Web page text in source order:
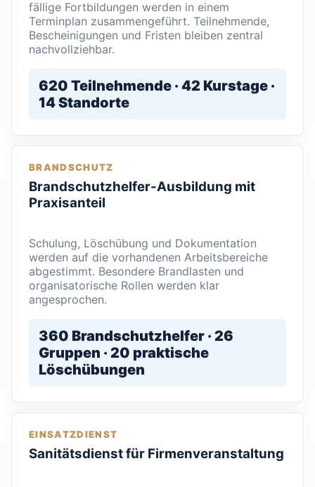
fällige Fortbildungen werden in einem
Terminplan zusammengeführt. Teilnehmende,
Bescheinigungen und Fristen bleiben zentral
nachvollziehbar.
620 Teilnehmende · 42 Kurstage ·
14 Standorte
BRANDSCHUTZ
Brandschutzhelfer-Ausbildung mit
Praxisanteil
Schulung, Löschübung und Dokumentation
werden auf die vorhandenen Arbeitsbereiche
abgestimmt. Besondere Brandlasten und
organisatorische Rollen werden klar
angesprochen.
360 Brandschutzhelfer · 26
Gruppen · 20 praktische
Löschübungen
EINSATZDIENST
Sanitätsdienst für Firmenveranstaltung